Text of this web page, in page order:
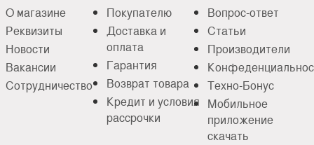
О магазине
Реквизиты
Новости
Вакансии
Сотрудничество
Покупателю
Доставка и
оплата
Гарантия
Возврат товара
Кредит и условия
рассрочки
Вопрос-ответ
Статьи
Производители
Техно-Бонус
Мобильное
приложение
скачать